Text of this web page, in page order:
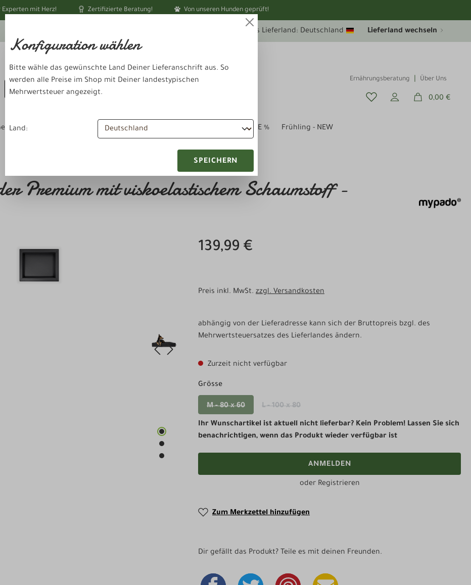
Experten mit Herz! Zertifizierte Beratung! Von unseren Hunden geprüft!
Ihr aktuelles Lieferland: Deutschland Lieferland wechseln
Ernährungsberatung Über Uns
0,00 €
& Pflege Schlafen & Ausruhen SALE % Frühling - NEW
Premium mit viskoelastischem Schaumstoff -
139,99 €
Preis inkl. MwSt. zzgl. Versandkosten
abhängig von der Lieferadresse kann sich der Bruttopreis bzgl. des
Mehrwertsteuersatzes des Lieferlandes ändern.
Zurzeit nicht verfügbar
Grösseauswählen
M - 80 x 60
(Diese Option ist zurzeit nicht verfügbar.)
L - 100 x 80
Ihr Wunschartikel ist aktuell nicht lieferbar? Kein Problem! Lassen Sie sich
benachrichtigen, wenn das Produkt wieder verfügbar ist
ANMELDEN
oder Registrieren
Zum Merkzettel hinzufügen
Dir gefällt das Produkt? Teile es mit deinen Freunden.
Konfiguration wählen
Bitte wähle das gewünschte Land Deiner Lieferanschrift aus. So
werden alle Preise im Shop mit Deiner landestypischen
Mehrwertsteuer angezeigt.
Land:
SPEICHERN